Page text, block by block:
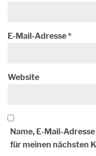
E-Mail-Adresse*
Website
Name, E-Mail-
für meinen nächsten